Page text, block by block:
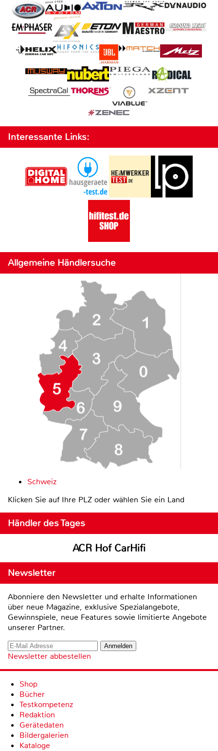
Interessante Links:
Allgemeine Händlersuche
Schweiz
Klicken Sie auf Ihre PLZ oder wählen Sie ein Land
Händler des Tages
ACR Hof CarHifi
Newsletter
Abonniere den Newsletter und erhalte Informationen
über neue Magazine, exklusive Spezialangebote,
Gewinnspiele, neue Features sowie limitierte Angebote
unserer Partner.
Newsletter abbestellen
Shop
Bücher
Testkompetenz
Redaktion
Gerätedaten
Bildergalerien
Kataloge